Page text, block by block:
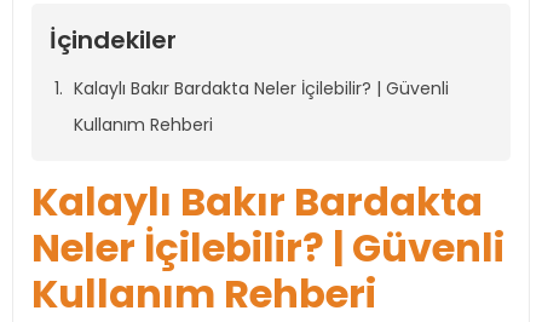
İçindekiler
Kalaylı Bakır Bardakta Neler İçilebilir? | Güvenli
Kullanım Rehberi
Kalaylı Bakır Bardakta
Neler İçilebilir? | Güvenli
Kullanım Rehberi